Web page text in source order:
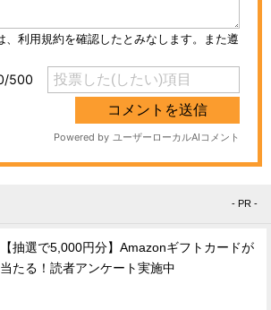
- PR -
【抽選で5,000円分】Amazonギフトカードが
当たる！読者アンケート実施中